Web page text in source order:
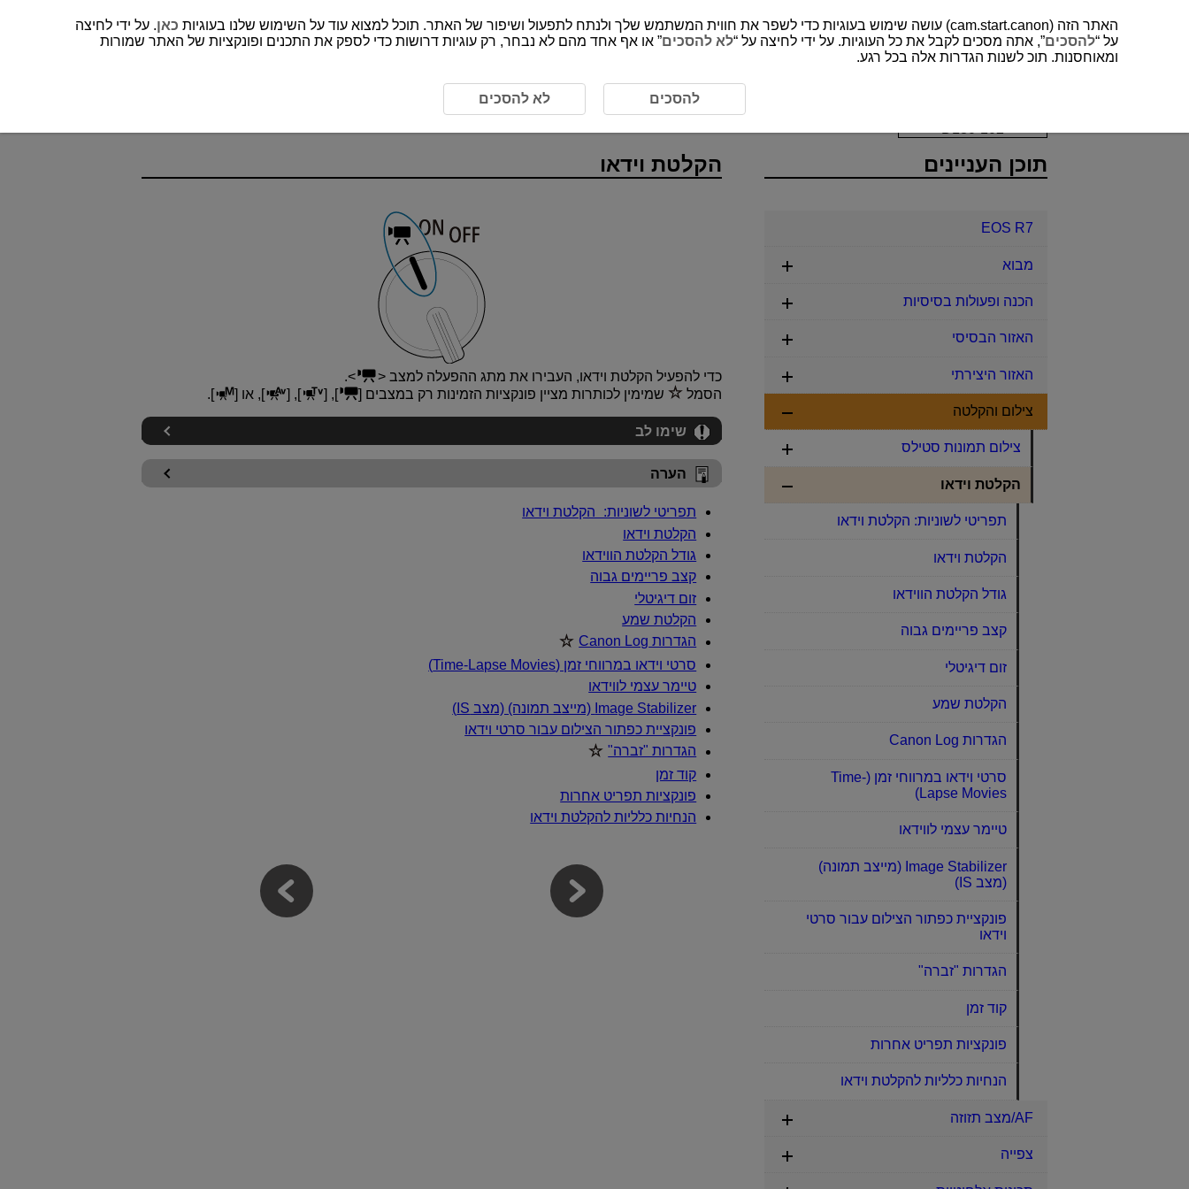
הקלטת וידאו
כדי להפעיל הקלטת וידאו, העבירו את מתג ההפעלה למצב
.
הסמל
שמימין לכותרות מציין פונקציות הזמינות רק במצבים [ ], [
], [ ], או [ ].
שימו לב
הערה
תפריטי לשוניות: הקלטת וידאו
הקלטת וידאו
גודל הקלטת הווידאו
קצב פריימים גבוה
זום דיגיטלי
הקלטת שמע
הגדרות Canon Log‏
סרטי וידאו במרווחי זמן (Time-Lapse Movies)
טיימר עצמי לווידאו
Image Stabilizer (מייצב תמונה) (מצב IS)
פונקציית כפתור הצילום עבור סרטי וידאו
הגדרות "זברה"‏
קוד זמן
פונקציות תפריט אחרות
הנחיות כלליות להקלטת וידאו
תוכן העניינים
EOS R7
מבוא
הכנה ופעולות בסיסיות
האזור הבסיסי
האזור היצירתי
צילום והקלטה
צילום תמונות סטילס
הקלטת וידאו
תפריטי לשוניות: הקלטת וידאו
הקלטת וידאו
גודל הקלטת הווידאו
קצב פריימים גבוה
זום דיגיטלי
הקלטת שמע
הגדרות Canon Log
סרטי וידאו במרווחי זמן (Time-
Lapse Movies)
טיימר עצמי לווידאו
Image Stabilizer (מייצב תמונה)
(מצב IS)
פונקציית כפתור הצילום עבור סרטי
וידאו
הגדרות "זברה"
קוד זמן
פונקציות תפריט אחרות
הנחיות כלליות להקלטת וידאו
AF/מצב תזוזה
צפייה
האתר הזה (cam.start.canon) עושה שימוש בעוגיות כדי לשפר את חווית המשתמש שלך ולנתח לתפעול ושיפור של האתר. תוכל למצוא עוד על השימוש שלנו בעוגיות כאן. על ידי לחיצה
על “להסכים”, אתה מסכים לקבל את כל העוגיות. על ידי לחיצה על “לא להסכים” או אף אחד מהם לא נבחר, רק עוגיות דרושות כדי לספק את התכנים ופונקציות של האתר שמורות
ומאוחסנות. תוכ לשנות הגדרות אלה בכל רגע.
להסכים לא להסכים